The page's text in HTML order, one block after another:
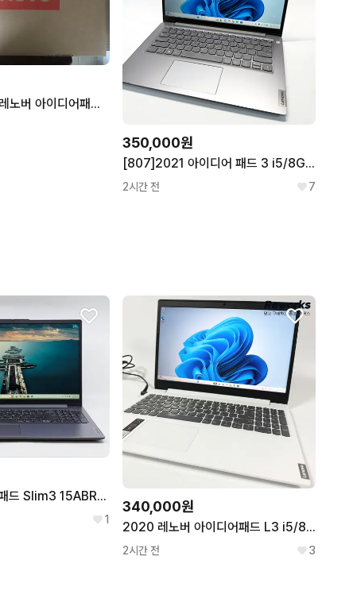
(미개봉 새상품) 레노버 아이디어패드 Slim3 RAM 8GB / SSD 256GB
350,000원
[807]2021 아이디어 패드 3 i5/8GB/256GB Fair급
2시간 전 7
레노버 아이디어패드 Slim3 15ABR8 82XM00HAKR 라이젠5 7430U / RAM 16GB / SSD 256GB / 15.6인치 중고 노트북
1
340,000원
2020 레노버 아이디어패드 L3 i5/8GB/256GB Fine급
2시간 전 3